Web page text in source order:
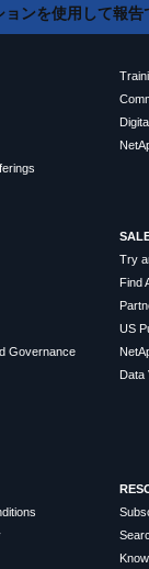
ョンを使用して報告
Governance
Try
Find
US
Data